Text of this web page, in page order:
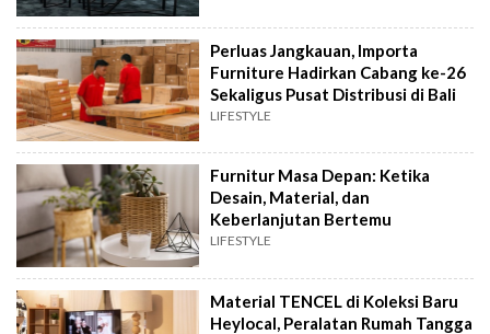
Perluas Jangkauan, Importa
Furniture Hadirkan Cabang ke-26
Sekaligus Pusat Distribusi di Bali
LIFESTYLE
Furnitur Masa Depan: Ketika
Desain, Material, dan
Keberlanjutan Bertemu
LIFESTYLE
Material TENCEL di Koleksi Baru
Heylocal, Peralatan Rumah Tangga